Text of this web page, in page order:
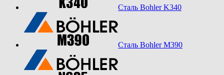
Сталь Bohler K340
Сталь Bohler M390